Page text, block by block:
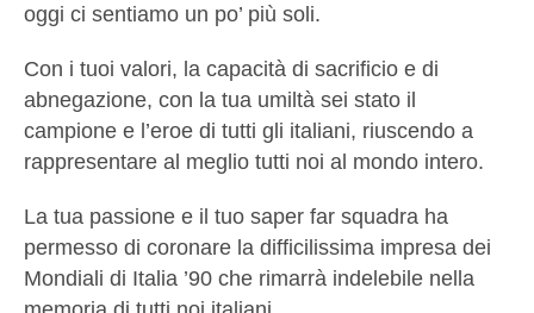
oggi ci sentiamo un po’ più soli.
Con i tuoi valori, la capacità di sacrificio e di
abnegazione, con la tua umiltà sei stato il
campione e l’eroe di tutti gli italiani, riuscendo a
rappresentare al meglio tutti noi al mondo intero.
La tua passione e il tuo saper far squadra ha
permesso di coronare la difficilissima impresa dei
Mondiali di Italia ’90 che rimarrà indelebile nella